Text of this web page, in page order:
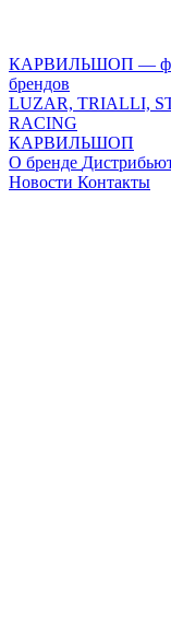
КАРВИЛЬШОП —
брендов
LUZAR, TRIALLI,
RACING
КАРВИЛЬШОП
О бренде
Новости Контакты